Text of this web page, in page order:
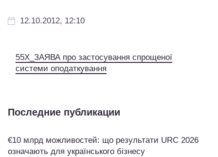
12.10.2012, 12:10
55Х_ЗАЯВА про застосування спрощеної
системи оподаткування
Последние публикации
€10 млрд можливостей: що результати URC 2026
означають для українського бізнесу